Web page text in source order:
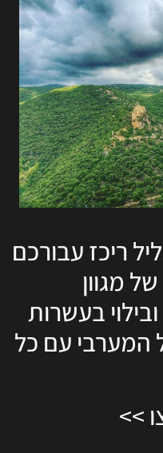
ריכז עבורכם
מגוון
בעשרות
המערבי עם כל
>>